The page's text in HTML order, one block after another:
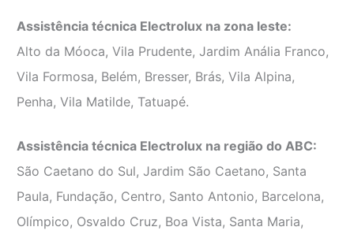
Assistência técnica Electrolux na zona leste:
Alto da Móoca, Vila Prudente, Jardim Anália Franco,
Vila Formosa, Belém, Bresser, Brás, Vila Alpina,
Penha, Vila Matilde, Tatuapé.
Assistência técnica Electrolux na região do ABC:
São Caetano do Sul, Jardim São Caetano, Santa
Paula, Fundação, Centro, Santo Antonio, Barcelona,
Olímpico, Osvaldo Cruz, Boa Vista, Santa Maria,